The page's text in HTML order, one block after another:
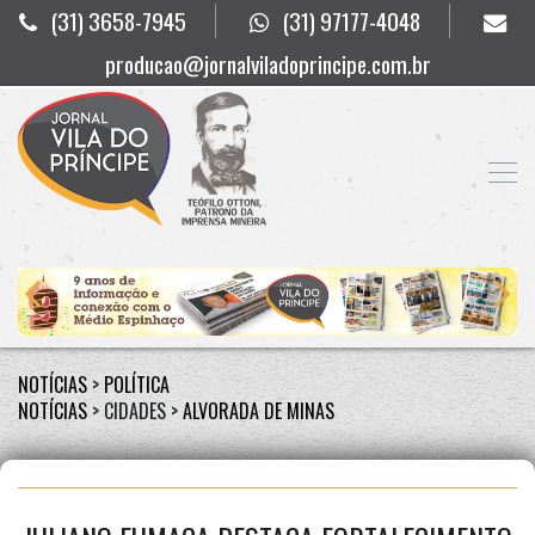
(31) 3658-7945
(31) 97177-4048
producao@jornalviladoprincipe.com.br
NOTÍCIAS > POLÍTICA
NOTÍCIAS > CIDADES >ALVORADA DE MINAS